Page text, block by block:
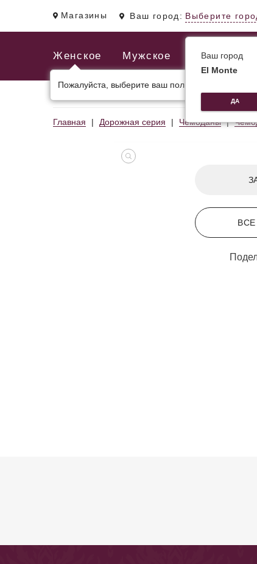
Магазины Ваш город: Выберите
Женское Мужское
Пожалуйста, выберите ваш пол.
МУЖСКИЕ И
Главная Дорожная серия Чемоданы
Ваш город
El Monte
ДА